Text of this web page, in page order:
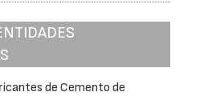
de Cemento de